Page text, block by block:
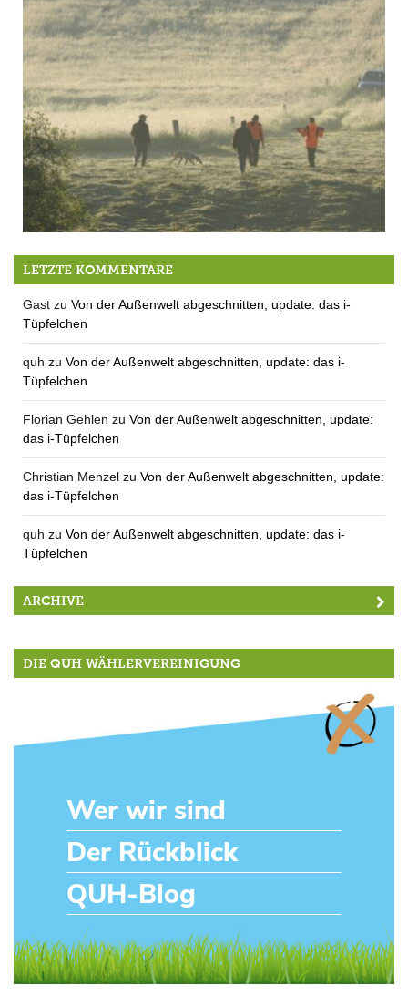
Kitzrettung in Berg
LETZTE KOMMENTARE
Gast zu Von der Außenwelt abgeschnitten, update: das i-
Tüpfelchen
quh zu Von der Außenwelt abgeschnitten, update: das i-
Tüpfelchen
Florian Gehlen zu Von der Außenwelt abgeschnitten, update:
das i-Tüpfelchen
Christian Menzel zu Von der Außenwelt abgeschnitten, update:
das i-Tüpfelchen
quh zu Von der Außenwelt abgeschnitten, update: das i-
Tüpfelchen
ARCHIVE
DIE QUH WÄHLERVEREINIGUNG
Wer wir sind
Der Rückblick
QUH-Blog